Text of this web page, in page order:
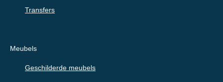
Transfers
Meubels
Geschilderde meubels